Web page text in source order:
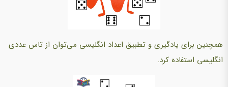
همچنین برای یادگیری و تطبیق اعداد انگلیسی می‌توان از تاس عددی
انگلیسی استفاده کرد.